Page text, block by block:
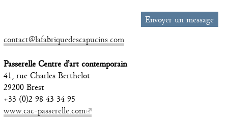
contact@lafabriquedescapucins.com
Passerelle Centre d’art contemporain
41, rue Charles Berthelot
29200 Brest
+33 (0)2 98 43 34 95
www.cac-passerelle.com